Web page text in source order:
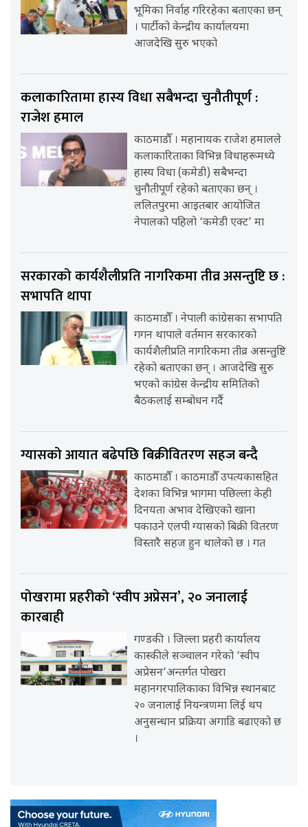
भूमिका निर्वाह गरिरहेका बताएका छन्
। पार्टीको केन्द्रीय कार्यालयमा
आजदेखि सुरु भएको
कलाकारितामा हास्य विधा सबैभन्दा चुनौतीपूर्ण :
राजेश हमाल
काठमाडौँ । महानायक राजेश हमालले
कलाकारिताका विभिन्न विधाहरूमध्ये
हास्य विधा (कमेडी) सबैभन्दा
चुनौतीपूर्ण रहेको बताएका छन् ।
ललितपुरमा आइतबार आयोजित
नेपालको पहिलो ‘कमेडी एक्ट’ मा
सरकारको कार्यशैलीप्रति नागरिकमा तीव्र असन्तुष्टि छ :
सभापति थापा
काठमाडौँ । नेपाली कांग्रेसका सभापति
गगन थापाले वर्तमान सरकारको
कार्यशैलीप्रति नागरिकमा तीव्र असन्तुष्टि
रहेको बताएका छन् । आजदेखि सुरु
भएको कांग्रेस केन्द्रीय समितिको
बैठकलाई सम्बोधन गर्दै
ग्यासको आयात बढेपछि बिक्रीवितरण सहज बन्दै
काठमाडौँ । काठमाडौँ उपत्यकासहित
देशका विभिन्न भागमा पछिल्ला केही
दिनयता अभाव देखिएको खाना
पकाउने एलपी ग्यासको बिक्री वितरण
विस्तारै सहज हुन थालेको छ । गत
पोखरामा प्रहरीको ‘स्वीप अप्रेसन’, २० जनालाई
कारबाही
गण्डकी । जिल्ला प्रहरी कार्यालय
कास्कीले सञ्चालन गरेको ‘स्वीप
अप्रेसन’अन्तर्गत पोखरा
महानगरपालिकाका विभिन्न स्थानबाट
२० जनालाई नियन्त्रणमा लिई थप
अनुसन्धान प्रक्रिया अगाडि बढाएको छ
।